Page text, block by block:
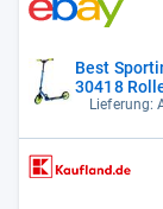
Best
30418
Lieferung: